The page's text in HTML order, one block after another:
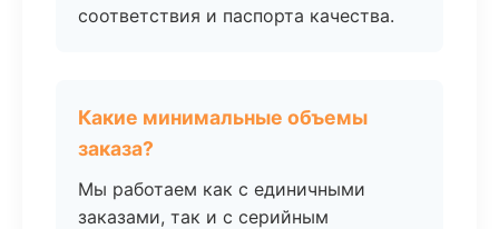
соответствия и паспорта качества.
Какие минимальные объемы
заказа?
Мы работаем как с единичными
заказами, так и с серийным